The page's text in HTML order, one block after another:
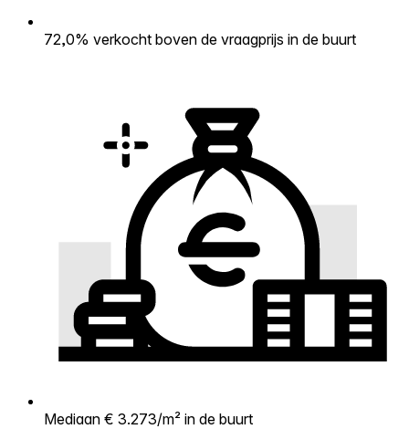
72,0% verkocht boven de vraagprijs in de buurt
Mediaan € 3.273/m² in de buurt